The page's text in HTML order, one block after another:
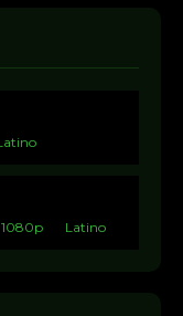
1080p Latino